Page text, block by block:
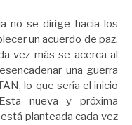
no se dirige hacia los
un acuerdo de paz,
vez más se acerca al
una guerra
lo que sería el inicio
nueva y próxima
planteada cada vez